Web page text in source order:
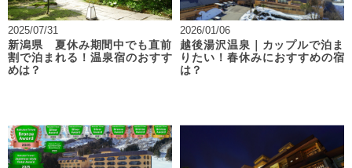
2025/07/31
新潟県 夏休み期間中でも直前
割で泊まれる！温泉宿のおすす
めは？
2026/01/06
越後湯沢温泉｜カップルで泊ま
りたい！春休みにおすすめの宿
は？